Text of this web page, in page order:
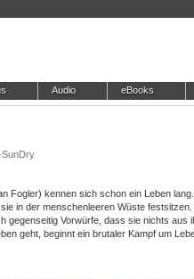
Audio eBooks
SunDry
Fogler) kennen sich schon ein Leben
in der menschenleeren Wüste
gegenseitig Vorwürfe, dass sie nichts aus
geht, beginnt ein brutaler Kampf um